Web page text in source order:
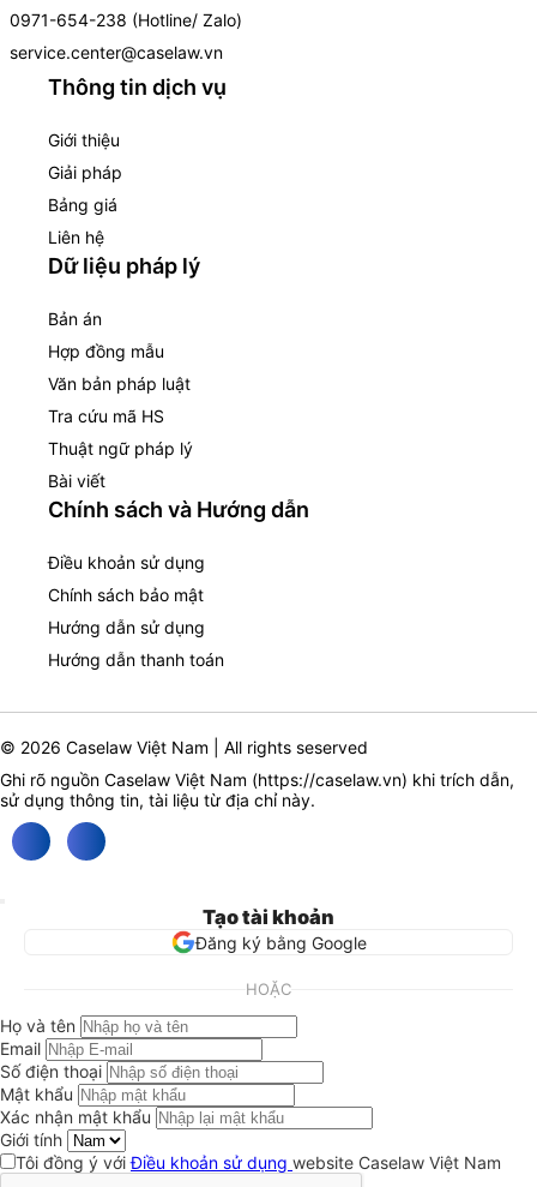
0971-654-238 (Hotline/ Zalo)
service.center@caselaw.vn
Thông tin dịch vụ
Giới thiệu
Giải pháp
Bảng giá
Liên hệ
Dữ liệu pháp lý
Bản án
Hợp đồng mẫu
Văn bản pháp luật
Tra cứu mã HS
Thuật ngữ pháp lý
Bài viết
Chính sách và Hướng dẫn
Điều khoản sử dụng
Chính sách bảo mật
Hướng dẫn sử dụng
Hướng dẫn thanh toán
© 2026 Caselaw Việt Nam | All rights seserved
Ghi rõ nguồn Caselaw Việt Nam (https://caselaw.vn) khi trích dẫn,
sử dụng thông tin, tài liệu từ địa chỉ này.
Tạo tài khoản
Đăng ký bằng Google
HOẶC
Họ và tên
Email
Số điện thoại
Mật khẩu
Xác nhận mật khẩu
Giới tính
Tôi đồng ý vớiĐiều khoản sử dụng website Caselaw Việt Nam